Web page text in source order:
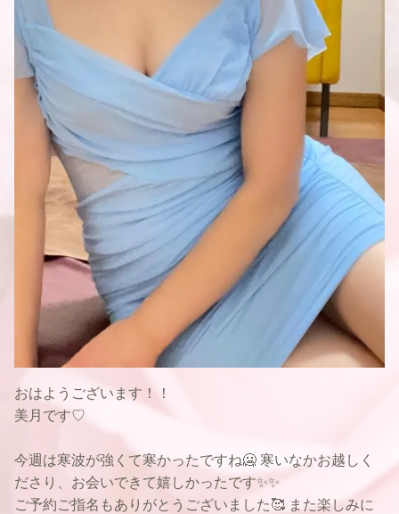
おはようございます！！
美月です♡
今週は寒波が強くて寒かったですね🥶 寒いなかお越しく
ださり、お会いできて嬉しかったです✨✨
ご予約ご指名もありがとうございました🥰 また楽しみに